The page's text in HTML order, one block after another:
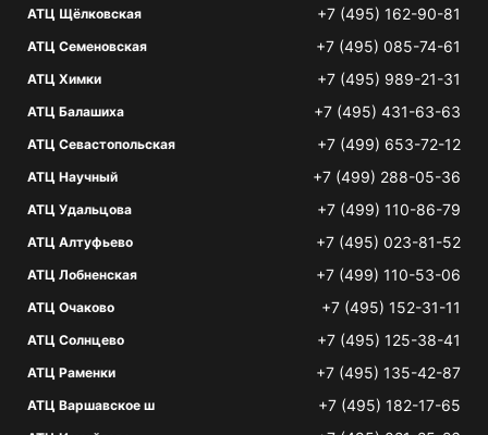
АТЦ Щёлковская +7 (495) 162-90-81
АТЦ Семеновская +7 (495) 085-74-61
АТЦ Химки +7 (495) 989-21-31
АТЦ Балашиха +7 (495) 431-63-63
АТЦ Севастопольская +7 (499) 653-72-12
АТЦ Научный +7 (499) 288-05-36
АТЦ Удальцова +7 (499) 110-86-79
АТЦ Алтуфьево +7 (495) 023-81-52
АТЦ Лобненская +7 (499) 110-53-06
АТЦ Очаково +7 (495) 152-31-11
АТЦ Солнцево +7 (495) 125-38-41
АТЦ Раменки +7 (495) 135-42-87
АТЦ Варшавское ш +7 (495) 182-17-65